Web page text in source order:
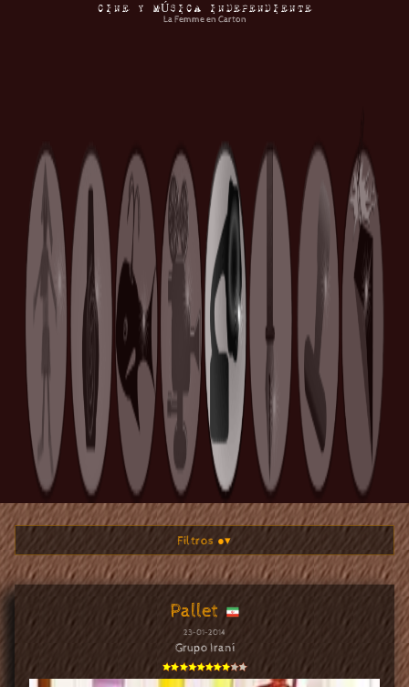
CINE Y MÚSICA INDEPENDIENTE
La Femme en Carton
Filtros ●▾
Pallet
23-01-2014
Grupo Iraní